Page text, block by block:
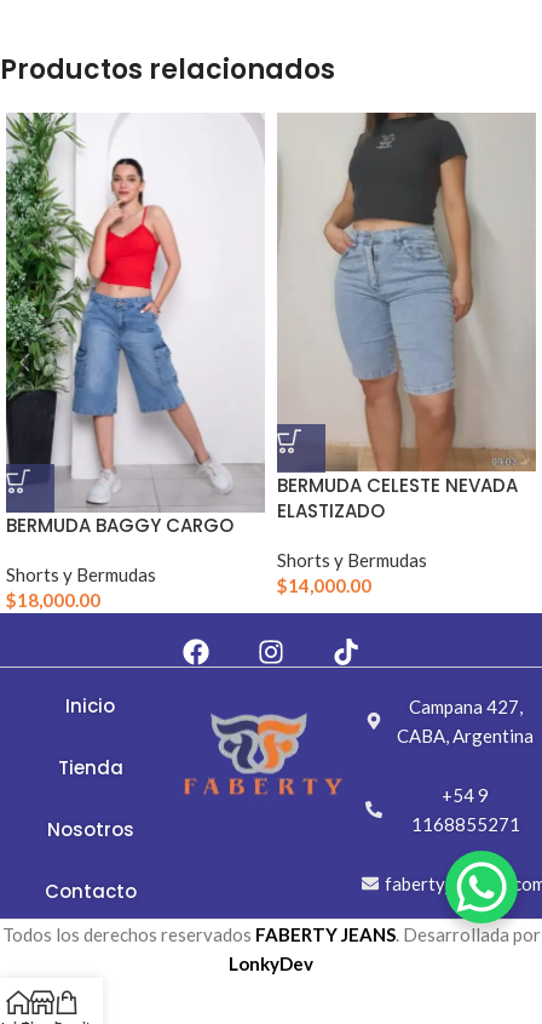
Productos relacionados
BERMUDA BAGGY CARGO
Shorts y Bermudas
$18,000.00
BERMUDA CELESTE NEVADA
ELASTIZADO
Shorts y Bermudas
$14,000.00
Inicio
Tienda
Nosotros
Contacto
Campana 427,
CABA, Argentina
+54 9
1168855271
Todos los derechos reservados FABERTY JEANS. Desarrollada por
LonkyDev